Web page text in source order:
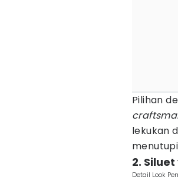
Pilihan
lekukan
2.
Detail Look